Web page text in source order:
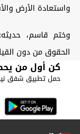
واستعادة الأرض
وختم قاسم،
الحقوق من دون
كن أول من
حمل تطبيق شفق